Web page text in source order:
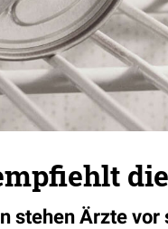
stehen Ärzte vor